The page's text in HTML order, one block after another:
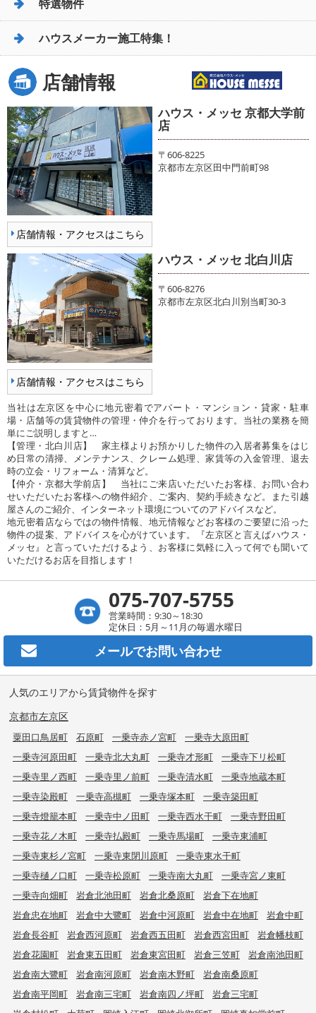
特選物件
ハウスメーカー施工特集！
店舗情報
店舗情報・アクセスはこちら
ハウス・メッセ 京都大学前
店
〒606-8225
京都市左京区田中門前町98
店舗情報・アクセスはこちら
ハウス・メッセ 北白川店
〒606-8276
京都市左京区北白川別当町30-3
当社は左京区を中心に地元密着でアパート・マンション・貸家・駐車
場・店舗等の賃貸物件の管理・仲介を行っております。当社の業務を簡
単にご説明しますと…
【管理・北白川店】 家主様よりお預かりした物件の入居者募集をはじ
め日常の清掃、メンテナンス、クレーム処理、家賃等の入金管理、退去
時の立会・リフォーム・清算など。
【仲介・京都大学前店】 当社にご来店いただいたお客様、お問い合わ
せいただいたお客様への物件紹介、ご案内、契約手続きなど。また引越
屋さんのご紹介、インターネット環境についてのアドバイスなど。
地元密着店ならではの物件情報、地元情報などお客様のご要望に沿った
物件の提案、アドバイスを心がけています。『左京区と言えばハウス・
メッセ』と言っていただけるよう、お客様に気軽に入って何でも聞いて
いただけるお店を目指します！
075-707-5755
営業時間：9:30～18:30
定休日：5月～11月の毎週水曜日
メールでお問い合わせ
人気のエリアから賃貸物件を探す
京都市左京区
粟田口鳥居町 石原町 一乗寺赤ノ宮町
一乗寺大原田町
一乗寺河原田町
一乗寺北大丸町 一乗寺才形町
一乗寺下リ松町
一乗寺里ノ西町
一乗寺里ノ前町 一乗寺清水町
一乗寺地蔵本町
一乗寺染殿町
一乗寺高槻町 一乗寺塚本町
一乗寺築田町
一乗寺燈籠本町
一乗寺中ノ田町 一乗寺西水干町
一乗寺野田町
一乗寺花ノ木町
一乗寺払殿町 一乗寺馬場町
一乗寺東浦町
一乗寺東杉ノ宮町
一乗寺東閉川原町
一乗寺東水干町
一乗寺樋ノ口町
一乗寺松原町 一乗寺南大丸町
一乗寺宮ノ東町
一乗寺向畑町
岩倉北池田町 岩倉北桑原町
岩倉下在地町
岩倉忠在地町
岩倉中大鷺町 岩倉中河原町 岩倉中在地町
岩倉中町
岩倉長谷町
岩倉西河原町 岩倉西五田町 岩倉西宮田町
岩倉幡枝町
岩倉花園町
岩倉東五田町 岩倉東宮田町 岩倉三笠町
岩倉南池田町
岩倉南大鷺町
岩倉南河原町 岩倉南木野町
岩倉南桑原町
岩倉南平岡町
岩倉南三宅町 岩倉南四ノ坪町
岩倉三宅町